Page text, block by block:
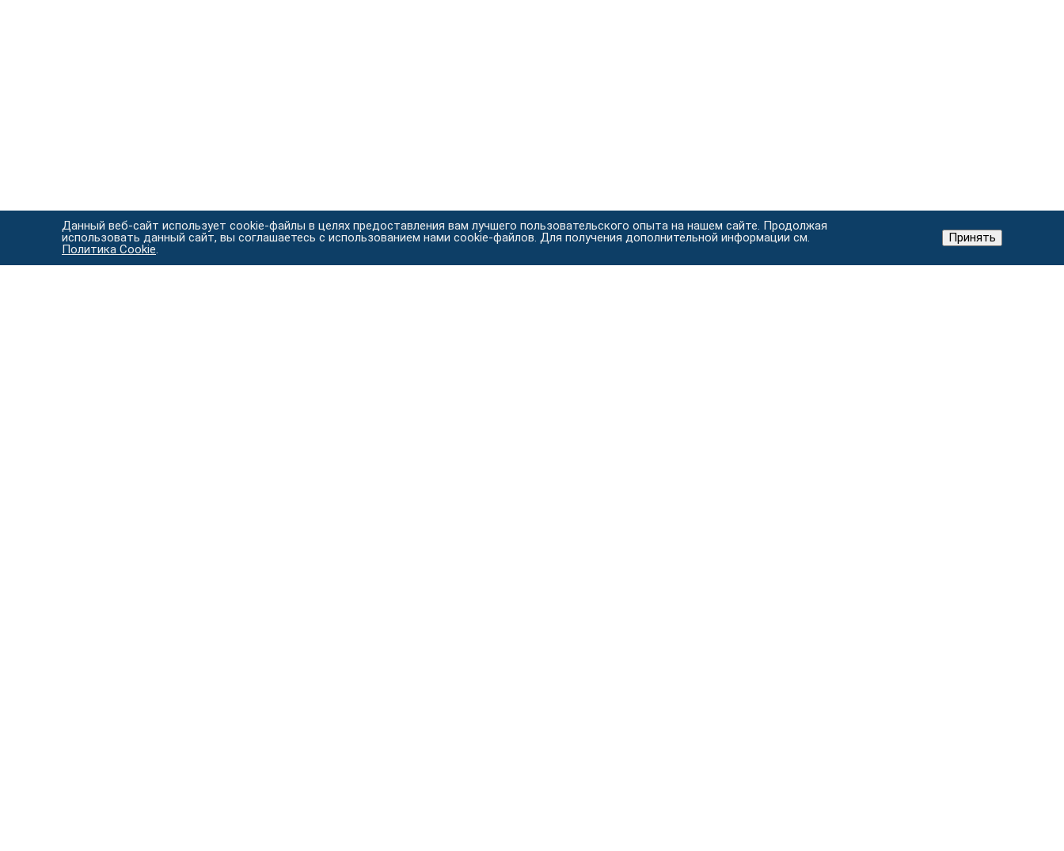
Данный веб-сайт использует cookie-файлы в целях предоставления вам лучшего пользовательского опыта на нашем сайте. Продолжая
использовать данный сайт, вы соглашаетесь с использованием нами cookie-файлов. Для получения дополнительной информации см.
Политика Cookie.
Принять